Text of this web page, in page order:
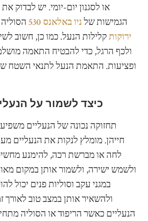
או לסגנון יום-יומי. יש לבדוק
הגמישות של ניו באלאנס 530
ירוקותקלילות הנעל. כמו כן, חשוב
ולכף הרגל, כדי להבטיח התאמה
ופציעות. התאמת הנעל לתנאי השטח
כיצד לשמור על
תחזוקה נכונה של הנעליים
חייהן. מומלץ לנקות את הנעליים
לחה או מברשת רכה, להימנע
ולשמש ישירה, ולשמור אותן במקום
במגני עקב וסוליות פנים יכול
ולהשאיר אותן במצב טוב לאורך
הנעליים כאשר הריפוד או הסוליה